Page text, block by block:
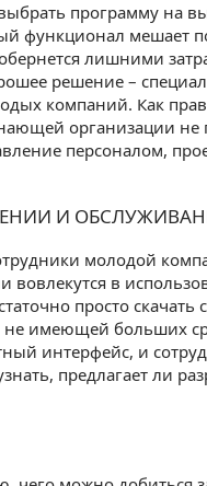
программу на
функционал мешает
лишними
решение –
компаний. Как
организации
персоналом,
И
молодой
вовлекутся в
просто скачать
не имеющей больших
интерфейс, и
предлагает ли